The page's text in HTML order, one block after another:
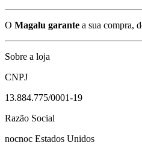
O Magalu garante a sua compra,
Sobre a loja
CNPJ
13.884.775/0001-19
Razão Social
nocnoc Estados Unidos